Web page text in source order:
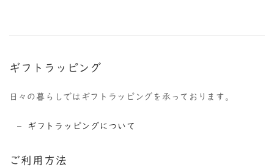
ギフトラッピング
日々の暮らしではギフトラッピングを承っております。
ギフトラッピングについて
ご利用方法